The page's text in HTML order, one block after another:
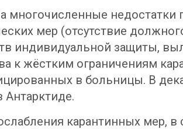
многочисленные недостатки
мер (отсутствие
индивидуальной защиты,
к жёстким ограничениям
в больницы. В
Антарктиде.
карантинных мер,